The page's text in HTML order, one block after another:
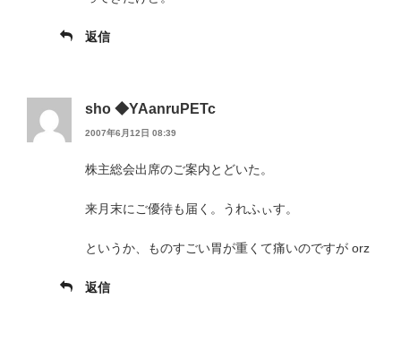
返信
sho ◆YAanruPETc
2007年6月12日 08:39
株主総会出席のご案内とどいた。
来月末にご優待も届く。うれふぃす。
というか、ものすごい胃が重くて痛いのですが orz
返信